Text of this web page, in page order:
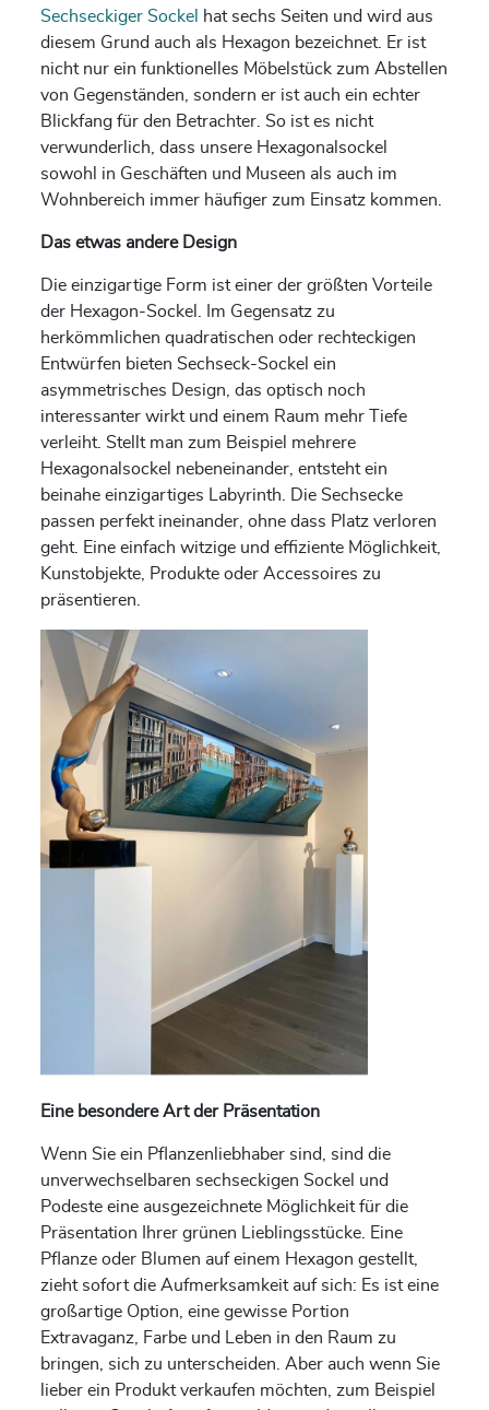
Sechseckiger Sockel
hat sechs Seiten und wird aus
diesem Grund auch als Hexagon bezeichnet. Er ist
nicht nur ein funktionelles Möbelstück zum Abstellen
von Gegenständen, sondern er ist auch ein echter
Blickfang für den Betrachter. So ist es nicht
verwunderlich, dass unsere Hexagonalsockel
sowohl in Geschäften und Museen als auch im
Wohnbereich immer häufiger zum Einsatz kommen.
Das etwas andere Design
Die einzigartige Form ist einer der größten Vorteile
der Hexagon-Sockel. Im Gegensatz zu
herkömmlichen quadratischen oder rechteckigen
Entwürfen bieten Sechseck-Sockel ein
asymmetrisches Design, das optisch noch
interessanter wirkt und einem Raum mehr Tiefe
verleiht. Stellt man zum Beispiel mehrere
Hexagonalsockel nebeneinander, entsteht ein
beinahe einzigartiges Labyrinth. Die Sechsecke
passen perfekt ineinander, ohne dass Platz verloren
geht. Eine einfach witzige und effiziente Möglichkeit,
Kunstobjekte, Produkte oder Accessoires zu
präsentieren.
Eine besondere Art der Präsentation
Wenn Sie ein Pflanzenliebhaber sind, sind die
unverwechselbaren sechseckigen Sockel und
Podeste eine ausgezeichnete Möglichkeit für die
Präsentation Ihrer grünen Lieblingsstücke. Eine
Pflanze oder Blumen auf einem Hexagon gestellt,
zieht sofort die Aufmerksamkeit auf sich: Es ist eine
großartige Option, eine gewisse Portion
Extravaganz, Farbe und Leben in den Raum zu
bringen, sich zu unterscheiden. Aber auch wenn Sie
lieber ein Produkt verkaufen möchten, zum Beispiel